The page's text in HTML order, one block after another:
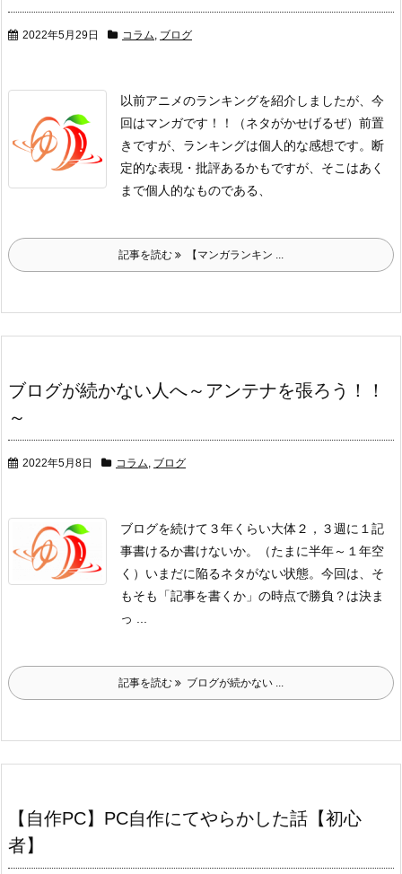
2022年5月29日 コラム, ブログ
以前アニメのランキングを紹介しましたが、 今
回はマンガです！！（ネタがかせげるぜ） 前置
きですが、ランキングは個人的な感想です。 断
定的な表現・批評あるかもですが、そこはあく
まで個人的なものである、
記事を読む 【マンガランキン ...
ブログが続かない人へ～アンテナを張ろう！！
～
2022年5月8日 コラム, ブログ
ブログを続けて３年くらい大体２，３週に１記
事書けるか書けないか。
（たまに半年～１年空
く） いまだに陥るネタがない状態。 今回は、そ
もそも
「記事を書くか」 の時点で勝負？は決ま
っ ...
記事を読む ブログが続かない ...
【自作PC】PC自作にてやらかした話【初心
者】